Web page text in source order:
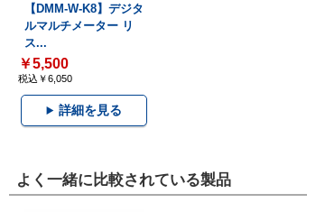
【DMM-W-K8】デジタ
ルマルチメーター リ
ス...
￥5,500
税込￥6,050
詳細を見る
よく一緒に比較されている製品